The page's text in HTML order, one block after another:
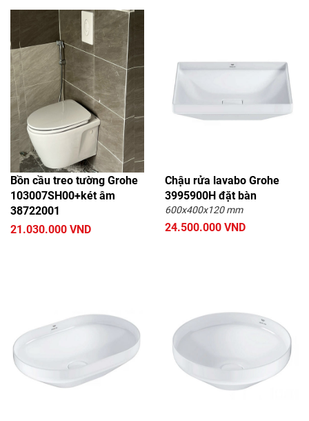
Bồn cầu treo tường Grohe
103007SH00+két âm
38722001
21.030.000 VND
Chậu rửa lavabo Grohe
3995900H đặt bàn
600x400x120 mm
24.500.000 VND